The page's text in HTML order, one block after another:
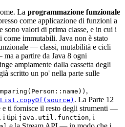
La programmazione funzionale
come applicazione di funzioni a
sono valori di prima classe, e in cui i
come immutabili. Java non è stato
— classi, mutabilità e cicli
a partire da Java 8 ogni
ampiamente dalla cassetta degli
scritto un po' nella parte sulle
,
List.copyOf(source) . La Parte 12
e ti fornisce il resto degli strumenti —
i tipi java.util.function, i